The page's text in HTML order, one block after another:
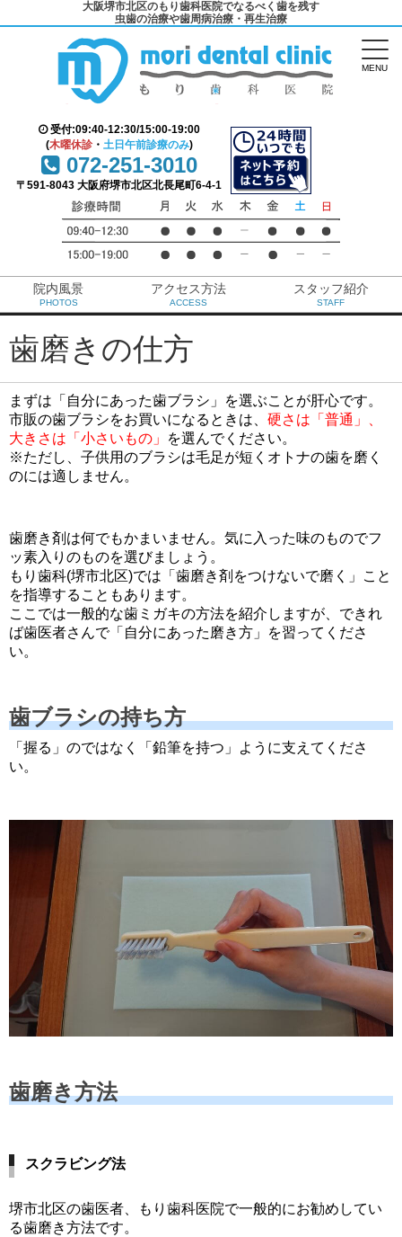
大阪堺市北区のもり歯科医院でなるべく歯を残す
虫歯の治療や歯周病治療・再生治療
受付:09:40-12:30/15:00-19:00
(木曜休診・ 土日午前診療のみ)
072-251-3010
〒591-8043 大阪府堺市北区北長尾町6-4-1
院内風景
PHOTOS
アクセス方法
ACCESS
スタッフ紹介
STAFF
MENU
歯磨きの仕方
まずは「自分にあった歯ブラシ」を選ぶことが肝心です。
市販の歯ブラシをお買いになるときは
硬さは「普通」、
大きさは「小さいもの」
を選んでください。
※ただし、子供用のブラシは毛足が短くオトナの歯を磨く
のには適しません。
歯磨き剤は何でもかまいません。気に入った味のものでフ
ッ素入りのものを選びましょう。
もり歯科(堺市北区)では「歯磨き剤をつけないで磨く」こと
を指導することもあります。
ここでは一般的な歯ミガキの方法を紹介しますが、できれ
ば歯医者さんで「自分にあった磨き方」を習ってくださ
い。
歯ブラシの持ち方
「握る」のではなく「鉛筆を持つ」ように支えてくださ
い。
歯磨き方法
スクラビング法
堺市北区の歯医者、もり歯科医院で一般的にお勧めしてい
る歯磨き方法です。